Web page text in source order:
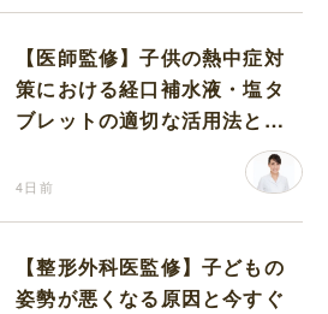
【医師監修】子供の熱中症対
策における経口補水液・塩タ
ブレットの適切な活用法と水
4日前
【整形外科医監修】子どもの
姿勢が悪くなる原因と今すぐ